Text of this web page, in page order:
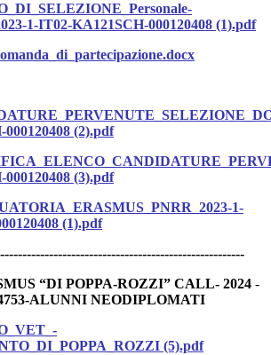
1-IT02-KA121SCH-000120408 (1).pdf
(2).pdf
(3).pdf
1-
(1).pdf
“DI POPPA-ROZZI” CALL- 2024 -
ALUNNI NEODIPLOMATI
(5).pdf